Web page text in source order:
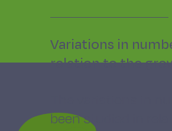
Variations in
relation to the
been studied in